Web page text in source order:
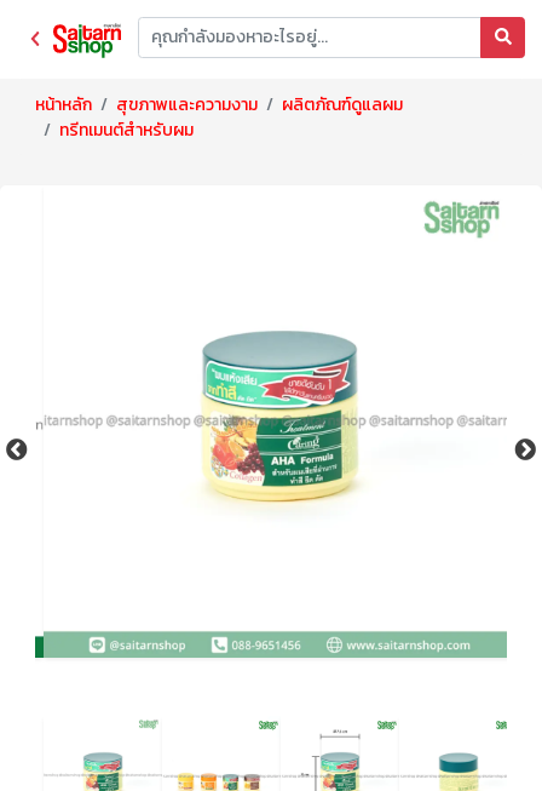
หน้าหลัก สุขภาพและความงาม
ผลิตภัณฑ์ดูแลผม
ทรีทเมนต์สำหรับผม